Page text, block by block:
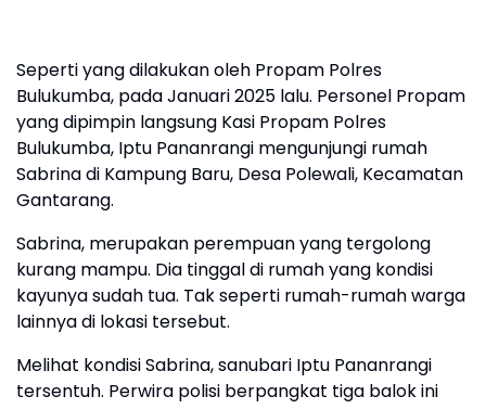
Seperti yang dilakukan oleh Propam Polres
Bulukumba, pada Januari 2025 lalu. Personel Propam
yang dipimpin langsung Kasi Propam Polres
Bulukumba, Iptu Pananrangi mengunjungi rumah
Sabrina di Kampung Baru, Desa Polewali, Kecamatan
Gantarang.
Sabrina, merupakan perempuan yang tergolong
kurang mampu. Dia tinggal di rumah yang kondisi
kayunya sudah tua. Tak seperti rumah-rumah warga
lainnya di lokasi tersebut.
Melihat kondisi Sabrina, sanubari Iptu Pananrangi
tersentuh. Perwira polisi berpangkat tiga balok ini